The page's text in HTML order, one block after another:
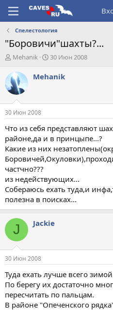
Спелестология
"Боровичи"шахты?...
А
т
о
р
т
е
м
ы
Mehanik
Д
т
а
л
а
30 Июн 2008
Mehanik
30 Июн 2008
Что из себя представляют
районе,да и в принцыпе...?
Какие из них
частчно???
из недействующих...
Собераюсь ехать туда,и
полезна в поисках...
J Jackie
30 Июн 2008
Туда ехать лучше всего
По берегу их достаточно
пересчитать по пальцам.
В районе "Опеченского